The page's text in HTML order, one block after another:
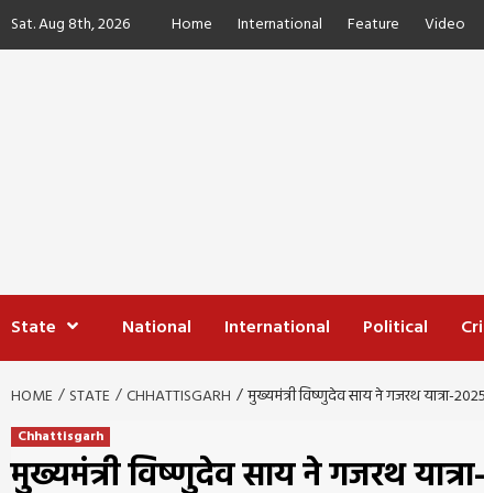
Skip
toSat. Aug 8th, 2026 Home International Feature Video
State National International Political
HOME STATE CHHATTISGARH मुख्यमंत्री विष्णुदेव साय ने गजरथ यात्रा-
Chhattisgarh
मुख्यमंत्री विष्णुदेव साय ने गजरथ